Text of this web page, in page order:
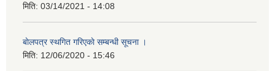
मिति: 03/14/2021 - 14:08
बाेलपत्र स्थगित गरिएकाे सम्बन्धी सूचना ।
मिति: 12/06/2020 - 15:46